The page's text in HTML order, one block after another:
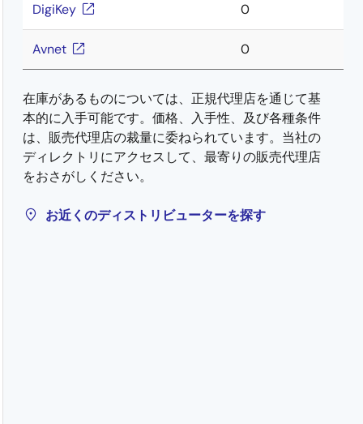
DigiKey 0
Avnet 0
在庫があるものについては、正規代理店を通じて基
本的に入手可能です。価格、入手性、及び各種条件
は、販売代理店の裁量に委ねられています。当社の
ディレクトリにアクセスして、最寄りの販売代理店
をおさがしください。
お近くのディストリビューターを探す